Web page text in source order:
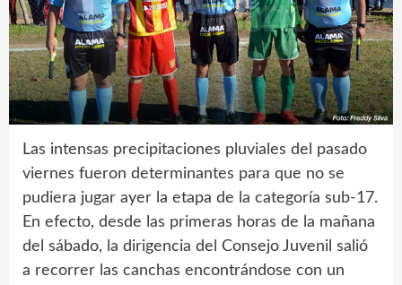
Las intensas precipitaciones pluviales del pasado
viernes fueron determinantes para que no se
pudiera jugar ayer la etapa de la categoría sub-17.
En efecto, desde las primeras horas de la mañana
del sábado, la dirigencia del Consejo Juvenil salió
a recorrer las canchas encontrándose con un